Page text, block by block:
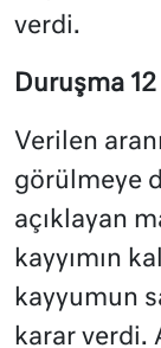
verdi.
Duruşma
Verilen
görülmeye
açıklayan
kayyımın
kayyumun
karar verdi.